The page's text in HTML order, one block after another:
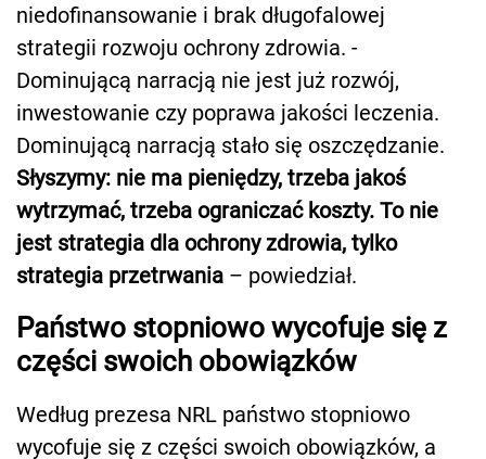
niedofinansowanie i brak długofalowej
strategii rozwoju ochrony zdrowia. -
Dominującą narracją nie jest już rozwój,
inwestowanie czy poprawa jakości leczenia.
Dominującą narracją stało się oszczędzanie.
Słyszymy: nie ma pieniędzy, trzeba jakoś
wytrzymać, trzeba ograniczać koszty. To nie
jest strategia dla ochrony zdrowia, tylko
strategia przetrwania – powiedział.
Państwo stopniowo wycofuje się z
części swoich obowiązków
Według prezesa NRL państwo stopniowo
wycofuje się z części swoich obowiązków, a